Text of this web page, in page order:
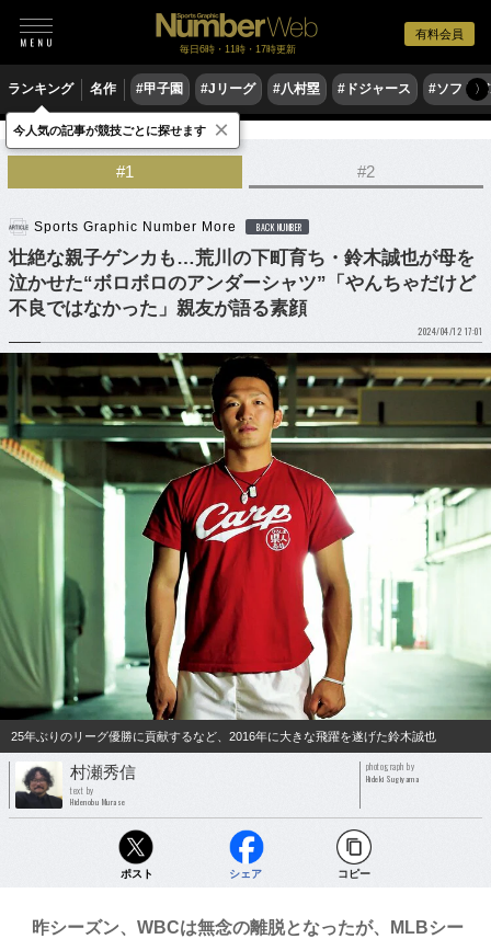
有料会員
毎日6時・11時・17時更新
ランキング 名作 #甲子園 #Jリーグ #八村塁 #ドジャース #ソフト〉
野球 プロ野球
#1 #2
Sports Graphic Number More BACK NUMBER
壮絶な親子ゲンカも…荒川の下町育ち・鈴木誠也が母を
泣かせた“ボロボロのアンダーシャツ”「やんちゃだけど
不良ではなかった」親友が語る素顔
2024/04/12 17:01
25年ぶりのリーグ優勝に貢献するなど、2016年に大きな飛躍を遂げた鈴木誠也
村瀬秀信
text by
Hidenobu Murase
photograph by
Hideki Sugiyama
ポスト シェア コピー
昨シーズン、WBCは無念の離脱となったが、MLBシー
今人気の記事が競技ごとに探せます ×